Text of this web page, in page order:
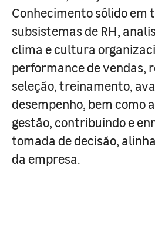
Conhecimento sólido em
subsistemas de RH,
clima e cultura
performance de vendas,
seleção, treinamento,
desempenho, bem como
gestão, contribuindo e
tomada de decisão,
da empresa.